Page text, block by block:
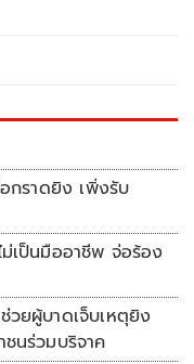
อกราดยิง เพิ่งรับ
เป็นมืออาชีพ จ่อร้อง
วยผู้บาดเจ็บเหตุยิง
ชนร่วมบริจาค